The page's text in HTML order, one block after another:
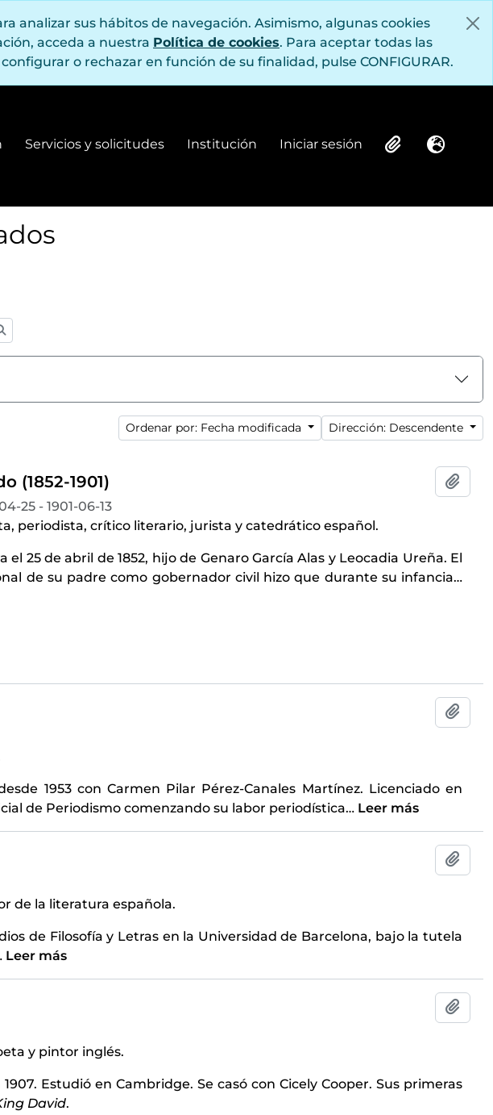
analizar sus hábitos de navegación. Asimismo, algunas cookies
acceda a nuestra Política de cookies. Para aceptar todas las
o rechazar en función de su finalidad, pulse CONFIGURAR.
y difusión
Servicios y solicitudes Institución
Institución
Iniciar sesión
Iniciar sesión ClipboardIdioma
Ordenar por: Fecha modificada Dirección: Descendente
(1852-1901)
25 - 1901-06-13
periodista, crítico literario, jurista y catedrático español.
el 25 de abril de 1852, hijo de Genaro García Alas y Leocadia Ureña. El
de su padre como gobernador civil hizo que durante su infancia…
1953 con Carmen Pilar Pérez-Canales Martínez. Licenciado en
de Periodismo comenzando su labor periodística… Leer más
de la literatura española.
de Filosofía y Letras en la Universidad de Barcelona, bajo la tutela
Leer más
y pintor inglés.
Estudió en Cambridge. Se casó con Cicely Cooper. Sus primeras
David.